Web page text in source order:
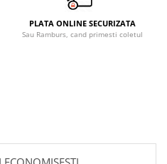
PLATA ONLINE SECURIZATA
Sau Ramburs, cand primesti coletul